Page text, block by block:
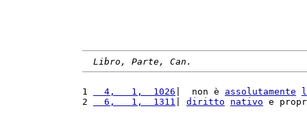
Libro, Parte, Can.
1
  4,   1,  1026
|  non è assolutamente
2
  6,   1,  1311
diritto nativo e